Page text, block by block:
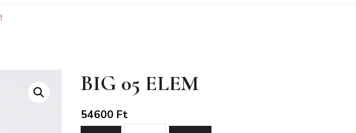
BIG 05 ELEM
54600 Ft